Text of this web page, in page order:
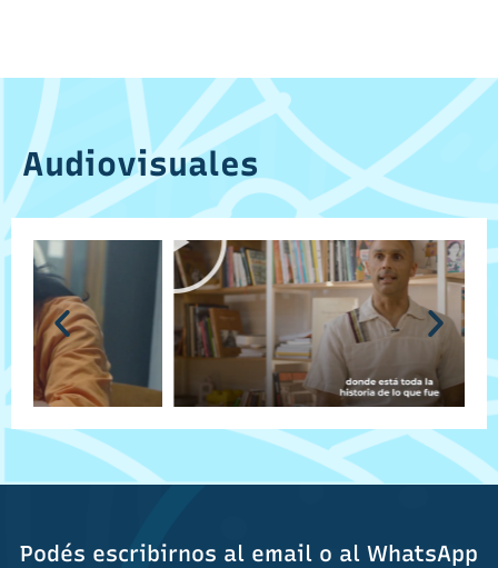
Audiovisuales
Podés escribirnos al email o al WhatsApp